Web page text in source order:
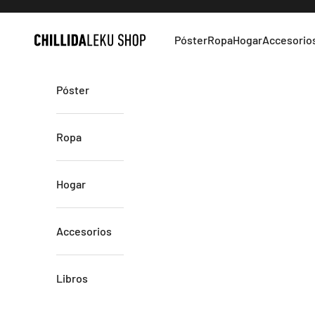
Chillida Leku PósterRopaHogar
Póster
Ropa
Hogar
Accesorios
Libros